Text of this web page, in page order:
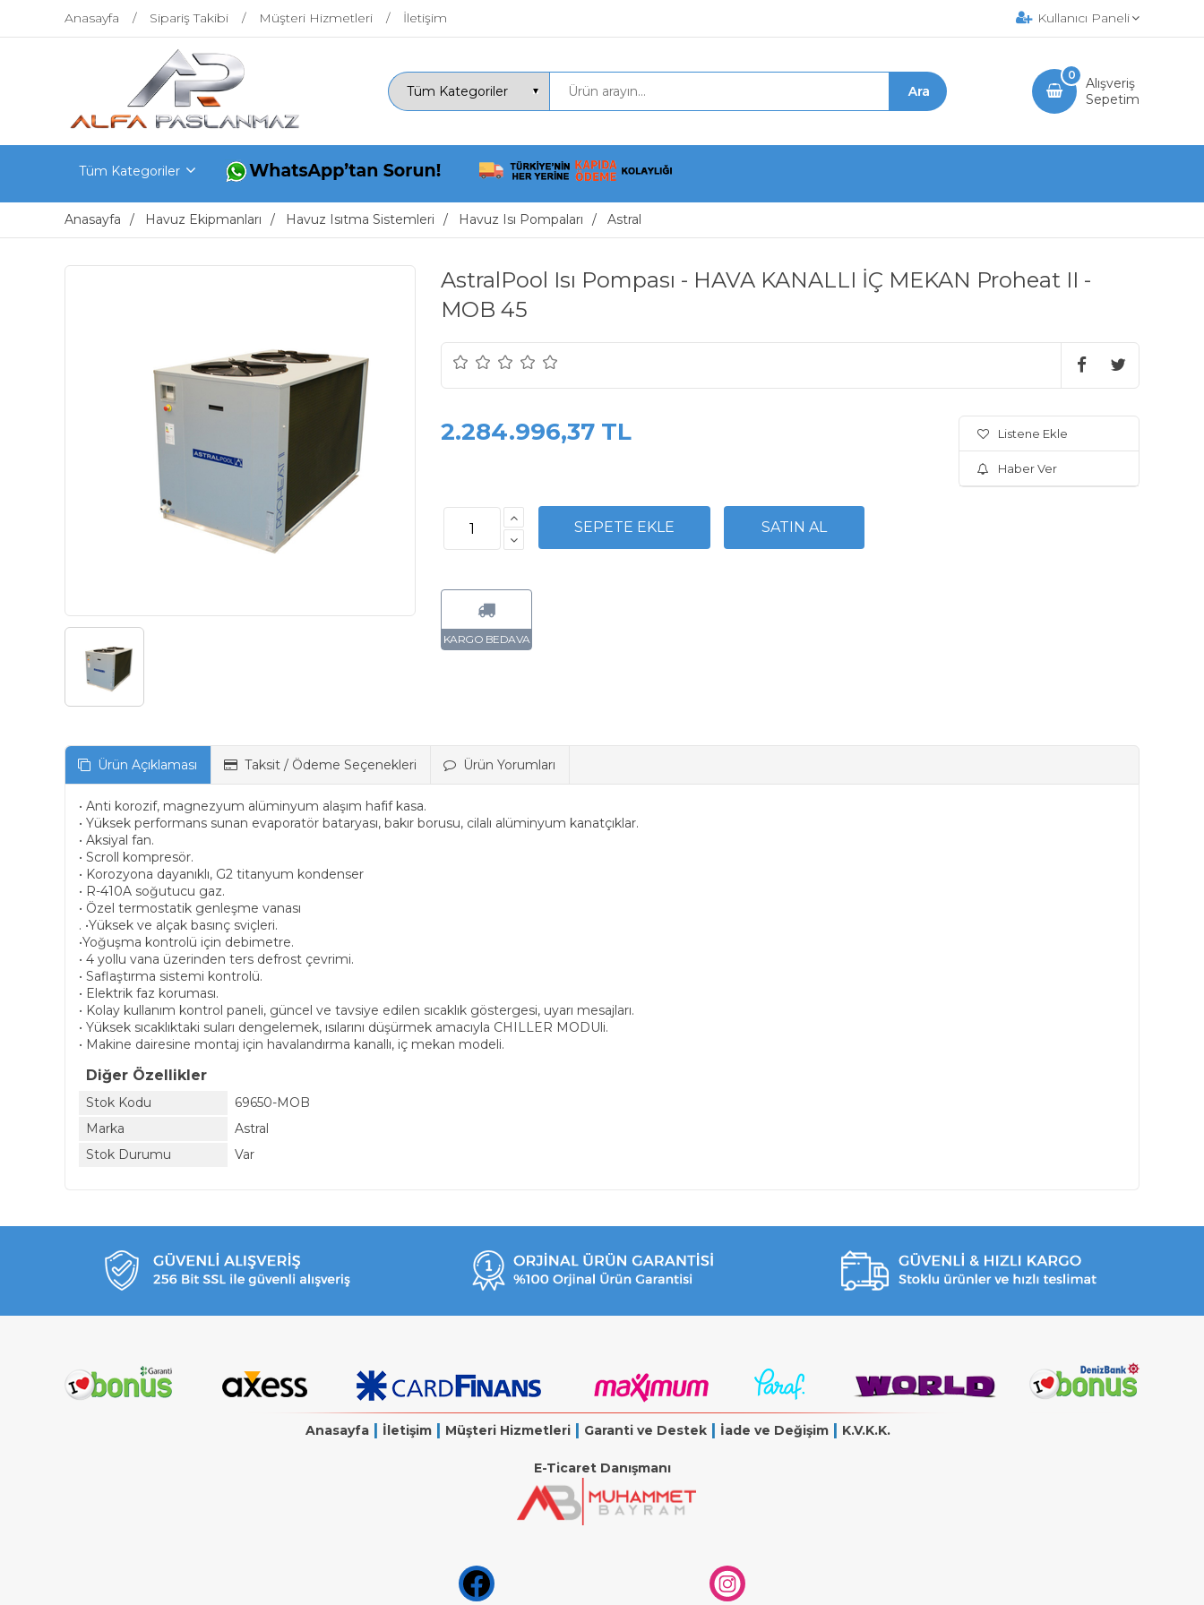
Anasayfa Sipariş Takibi Müşteri Hizmetleri İletişim Kullanıcı Paneli
Alışveriş
Sepetim
0
Tüm Kategoriler
Anasayfa Havuz Ekipmanları Havuz Isıtma Sistemleri Havuz Isı Pompaları Astral
AstralPool Isı Pompası - HAVA KANALLI İÇ MEKAN Proheat II -
MOB 45
2.284.996,37 TL Listene Ekle
Haber Ver
Ürün Açıklaması Taksit / Ödeme Seçenekleri Ürün Yorumları
• Anti korozif, magnezyum alüminyum alaşım hafif kasa.
• Yüksek performans sunan evaporatör bataryası, bakır borusu, cilalı alüminyum kanatçıklar.
• Aksiyal fan.
• Scroll kompresör.
• Korozyona dayanıklı, G2 titanyum kondenser
• R-410A soğutucu gaz.
• Özel termostatik genleşme vanası
. •Yüksek ve alçak basınç sviçleri.
•Yoğuşma kontrolü için debimetre.
• 4 yollu vana üzerinden ters defrost çevrimi.
• Saflaştırma sistemi kontrolü.
• Elektrik faz koruması.
• Kolay kullanım kontrol paneli, güncel ve tavsiye edilen sıcaklık göstergesi, uyarı mesajları.
• Yüksek sıcaklıktaki suları dengelemek, ısılarını düşürmek amacıyla CHILLER MODUli.
• Makine dairesine montaj için havalandırma kanallı, iç mekan modeli.
Diğer Özellikler
Stok Kodu
69650-MOB
Marka
Astral
Stok Durumu
Var
Anasayfa| İletişim| Müşteri Hizmetleri| Garanti ve Destek| İade ve Değişim| K.V.K.K.
E-Ticaret Danışmanı